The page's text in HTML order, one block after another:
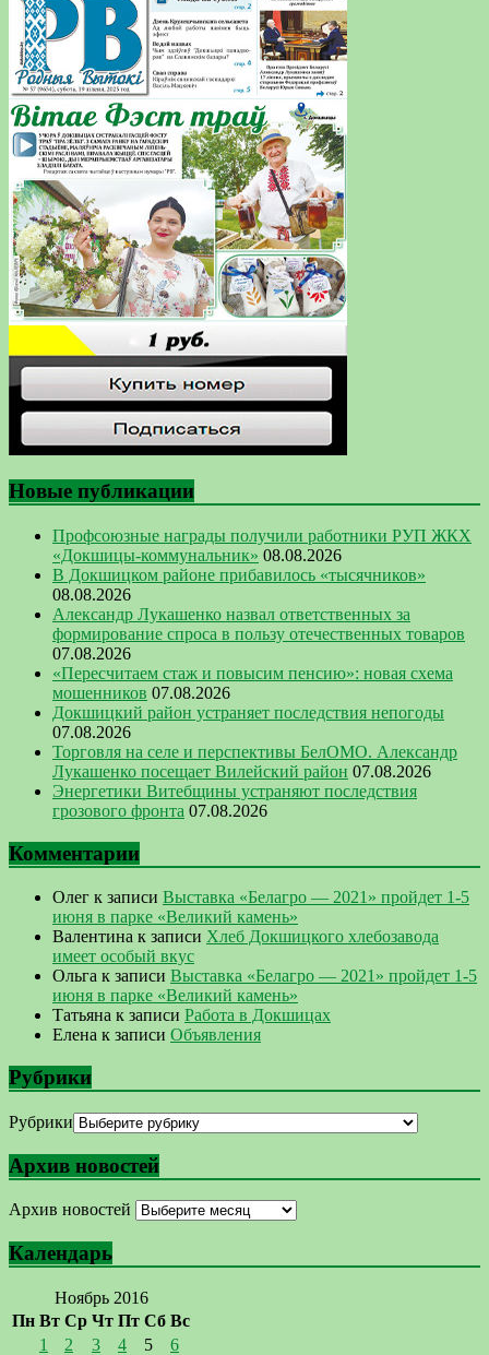
Новые публикации
Профсоюзные награды получили работники РУП ЖКХ
«Докшицы-коммунальник» 08.08.2026
В Докшицком районе прибавилось «тысячников»
08.08.2026
Александр Лукашенко назвал ответственных за
формирование спроса в пользу отечественных товаров
07.08.2026
«Пересчитаем стаж и повысим пенсию»: новая схема
мошенников 07.08.2026
Докшицкий район устраняет последствия непогоды
07.08.2026
Торговля на селе и перспективы БелОМО. Александр
Лукашенко посещает Вилейский район 07.08.2026
Энергетики Витебщины устраняют последствия
грозового фронта 07.08.2026
Комментарии
Олег к записи Выставка «Белагро — 2021» пройдет 1-5
июня в парке «Великий камень»
Валентина к записи Хлеб Докшицкого хлебозавода
имеет особый вкус
Ольга к записи Выставка «Белагро — 2021» пройдет 1-5
июня в парке «Великий камень»
Татьяна к записи Работа в Докшицах
Елена к записи Объявления
Рубрики
Рубрики
Архив новостей
Архив новостей
Календарь
Ноябрь 2016
Пн Вт Ср Чт Пт Сб Вс
1 2 3 4 5
6